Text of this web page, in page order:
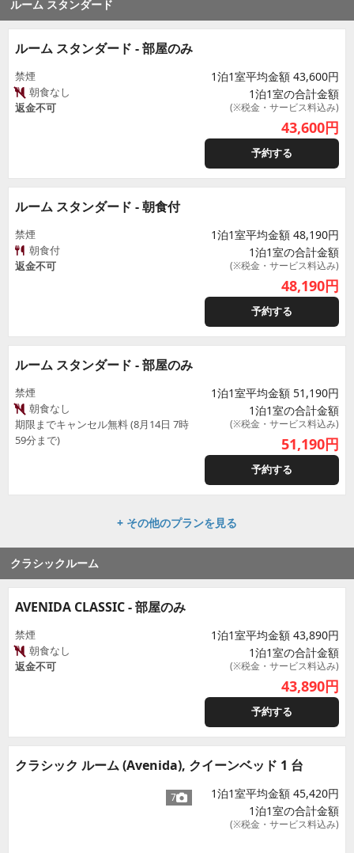
ルーム スタンダード
ルーム スタンダード - 部屋のみ
禁煙
朝食なし
返金不可
1泊1室平均金額 43,600円
1泊1室の合計金額
(※税金・サービス料込み)
43,600円
予約する
ルーム スタンダード - 朝食付
禁煙
朝食付
返金不可
1泊1室平均金額 48,190円
1泊1室の合計金額
(※税金・サービス料込み)
48,190円
予約する
ルーム スタンダード - 部屋のみ
禁煙
朝食なし
期限までキャンセル無料 (8月14日 7時
59分まで)
1泊1室平均金額 51,190円
1泊1室の合計金額
(※税金・サービス料込み)
51,190円
予約する
+ その他のプランを見る
クラシックルーム
AVENIDA CLASSIC - 部屋のみ
禁煙
朝食なし
返金不可
1泊1室平均金額 43,890円
1泊1室の合計金額
(※税金・サービス料込み)
43,890円
予約する
クラシック ルーム (Avenida), クイーンベッド 1 台
7
1泊1室平均金額 45,420円
1泊1室の合計金額
(※税金・サービス料込み)